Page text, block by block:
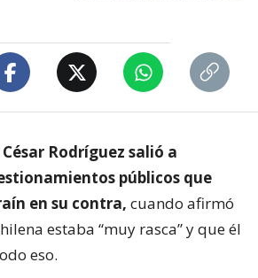
César Rodríguez salió a
públicos que
en su contra, cuando afirmó
estaba “muy rasca” y que él
eso.